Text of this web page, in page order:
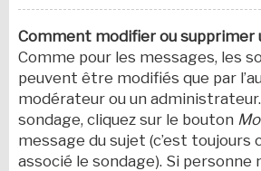
Comment modifier ou supprimer
Comme pour les messages, les
peuvent être modifiés que par
modérateur ou un
sondage, cliquez sur le bouton
message du sujet (c’est toujours
associé le sondage). Si personne